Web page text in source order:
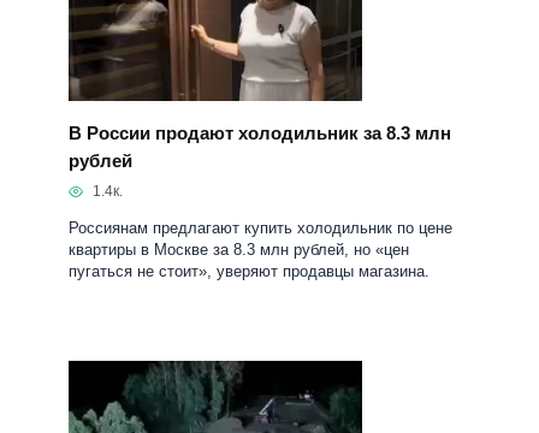
В России продают холодильник за 8.3 млн
рублей
1.4к.
Россиянам предлагают купить холодильник по цене
квартиры в Москве за 8.3 млн рублей, но «цен
пугаться не стоит», уверяют продавцы магазина.